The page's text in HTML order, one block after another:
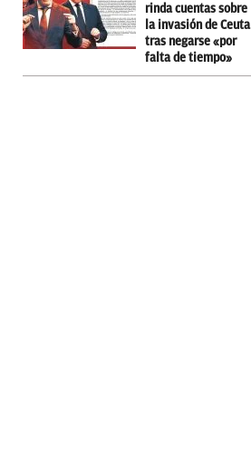
rinda cuentas sobre
la invasión de Ceuta
tras negarse «por
falta de tiempo»